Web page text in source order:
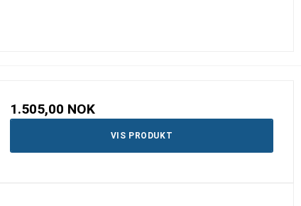
1.505,00 NOK
VIS PRODUKT